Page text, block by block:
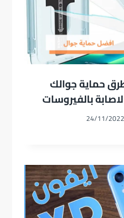
حماية جوالك
بالفيروسات
24/11/2022